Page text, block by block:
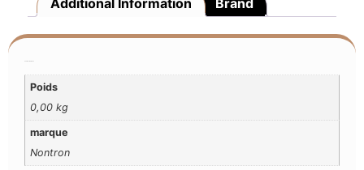
Additional Information Brand
Poids
0,00 kg
marque
Nontron